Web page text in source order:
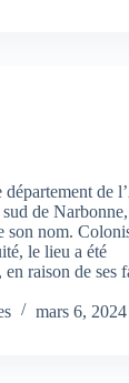
de
de
son nom.
le lieu a été
raison de ses
mars 6, 2024